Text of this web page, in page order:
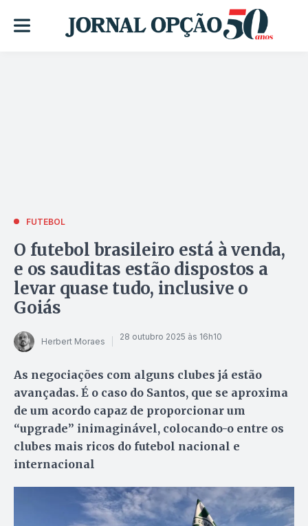
FUTEBOL
O futebol brasileiro está à venda,
e os sauditas estão dispostos a
levar quase tudo, inclusive o
Goiás
Herbert Moraes 28 outubro 2025 às 16h10
As negociações com alguns clubes já estão
avançadas. É o caso do Santos, que se aproxima
de um acordo capaz de proporcionar um
“upgrade” inimaginável, colocando-o entre os
clubes mais ricos do futebol nacional e
internacional